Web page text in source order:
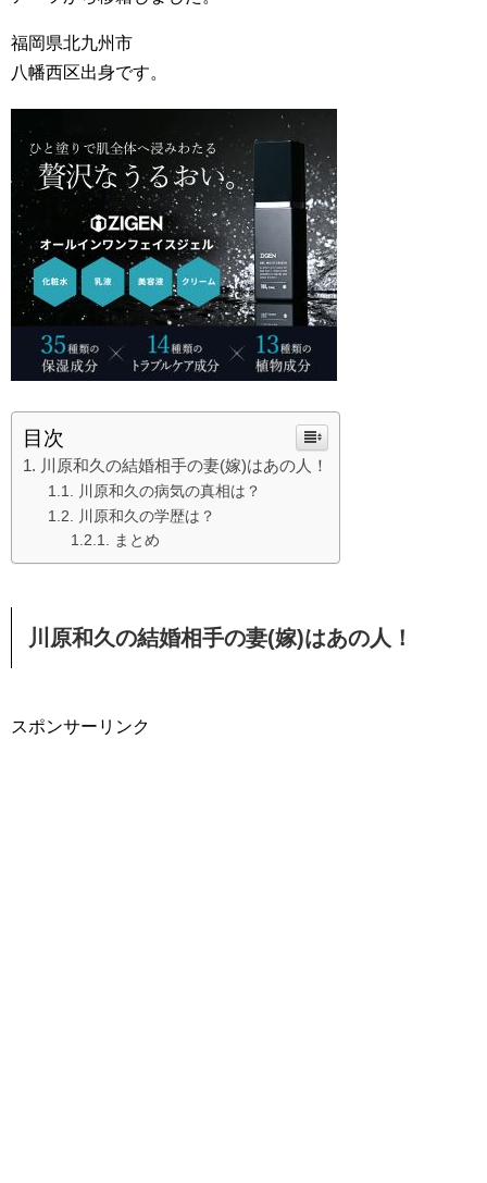
福岡県北九州市
八幡西区出身です。
目次
川原和久の結婚相手の妻(嫁)はあの人！
川原和久の病気の真相は？
川原和久の学歴は？
まとめ
川原和久の結婚相手の妻(嫁)はあの人！
スポンサーリンク